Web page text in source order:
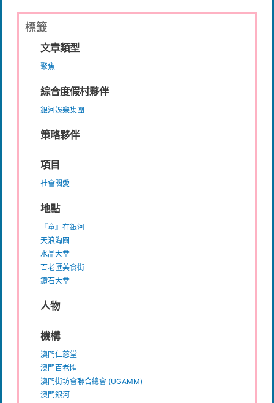
標籤
文章類型
聚焦
綜合度假村夥伴
銀河娛樂集團
策略夥伴
項目
社會關愛
地點
『童』在銀河
天浪淘園
水晶大堂
百老匯美食街
鑽石大堂
人物
機構
澳門仁慈堂
澳門百老匯
澳門街坊會聯合總會 (UGAMM)
澳門銀河